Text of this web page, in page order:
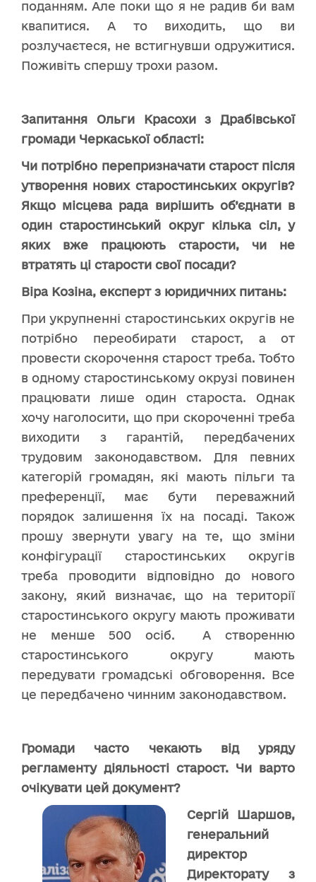
поданням. Але поки що я не радив би вам
квапитися. А то виходить, що ви
розлучаєтеся, не встигнувши одружитися.
Поживіть спершу трохи разом.
Запитання Ольги Красохи з Драбівської
громади Черкаської області:
Чи потрібно перепризначати старост після
утворення нових старостинських округів?
Якщо місцева рада вирішить об’єднати в
один старостинський округ кілька сіл, у
яких вже працюють старости, чи не
втратять ці старости свої посади?
Віра Козіна, експерт з юридичних питань:
При укрупненні старостинських округів не
потрібно переобирати старост, а от
провести скорочення старост треба. Тобто
в одному старостинському окрузі повинен
працювати лише один староста. Однак
хочу наголосити, що при скороченні треба
виходити з гарантій, передбачених
трудовим законодавством. Для певних
категорій громадян, які мають пільги та
преференції, має бути переважний
порядок залишення їх на посаді. Також
прошу звернути увагу на те, що зміни
конфігурації старостинських округів
треба проводити відповідно до нового
закону, який визначає, що на території
старостинського округу мають проживати
не менше 500 осіб. А створенню
старостинського округу мають
передувати громадські обговорення. Все
це передбачено чинним законодавством.
Громади часто чекають від уряду
регламенту діяльності старост. Чи варто
очікувати цей документ?
Сергій Шаршов,
генеральний
директор
Директорату з